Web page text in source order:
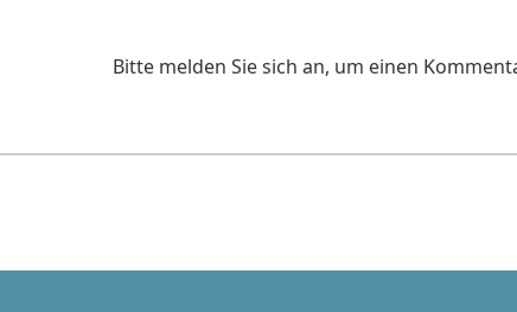
Bitte melden Sie sich an, um einen